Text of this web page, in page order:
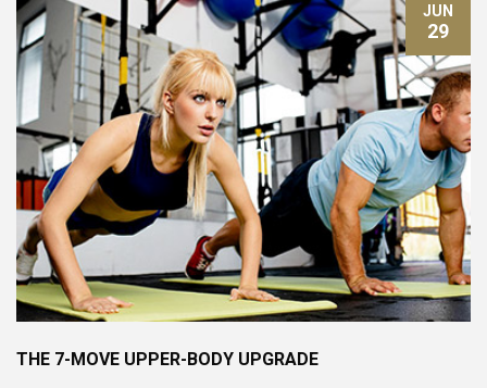
JUN
29
THE 7-MOVE UPPER-BODY UPGRADE